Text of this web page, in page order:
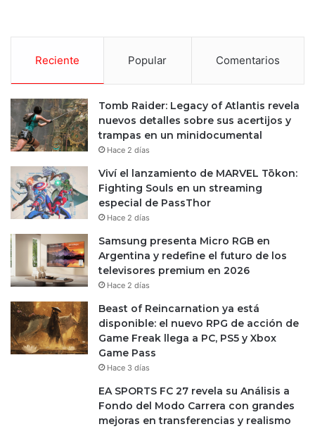
Reciente Popular Comentarios
Tomb Raider: Legacy of Atlantis revela
nuevos detalles sobre sus acertijos y
trampas en un minidocumental
Hace 2 días
Viví el lanzamiento de MARVEL Tōkon:
Fighting Souls en un streaming
especial de PassThor
Hace 2 días
Samsung presenta Micro RGB en
Argentina y redefine el futuro de los
televisores premium en 2026
Hace 2 días
Beast of Reincarnation ya está
disponible: el nuevo RPG de acción de
Game Freak llega a PC, PS5 y Xbox
Game Pass
Hace 3 días
EA SPORTS FC 27 revela su Análisis a
Fondo del Modo Carrera con grandes
mejoras en transferencias y realismo